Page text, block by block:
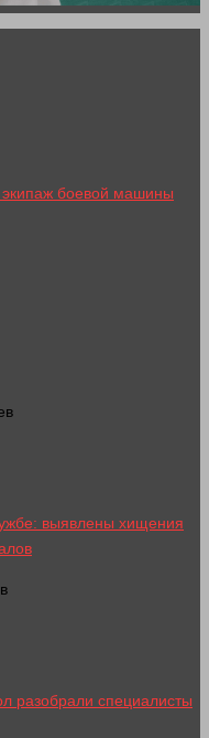
боевой машины
выявлены хищения
разобрали специалисты